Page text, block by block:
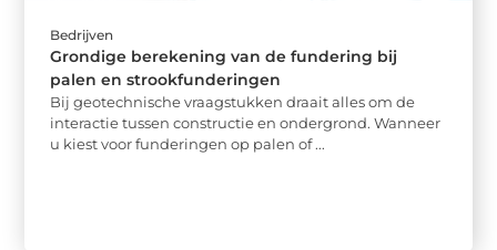
Bedrijven
Grondige berekening van de fundering bij
palen en strookfunderingen
Bij geotechnische vraagstukken draait alles om de
interactie tussen constructie en ondergrond. Wanneer
u kiest voor funderingen op palen of ...